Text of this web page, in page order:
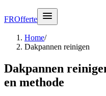
FROfferte
Home/
Dakpannen reinigen
Dakpannen
en methode